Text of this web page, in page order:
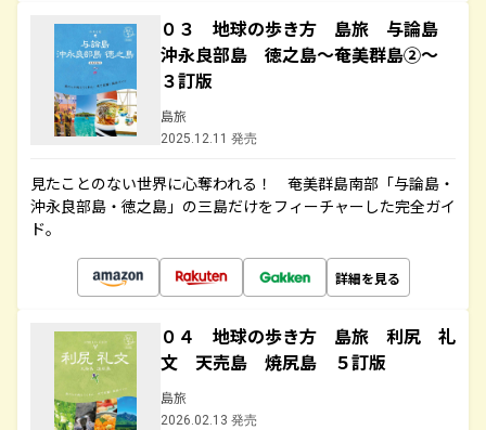
０３ 地球の歩き方 島旅 与論島
沖永良部島 徳之島～奄美群島②～
３訂版
島旅
2025.12.11 発売
見たことのない世界に心奪われる！ 奄美群島南部「与論島・
沖永良部島・徳之島」の三島だけをフィーチャーした完全ガイ
ド。
詳細を見る
０４ 地球の歩き方 島旅 利尻 礼
文 天売島 焼尻島 ５訂版
島旅
2026.02.13 発売